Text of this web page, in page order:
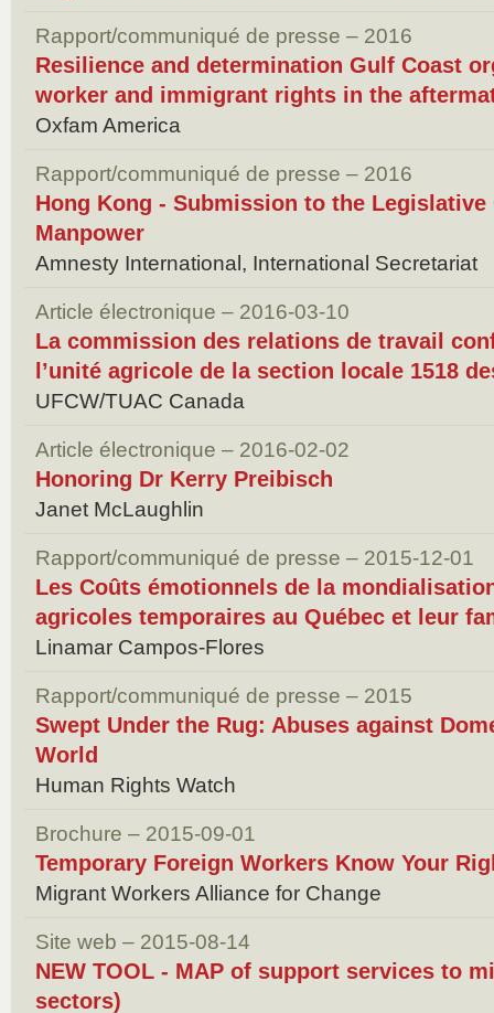
Rapport/communiqué de presse – 2016
Resilience and determination Gulf Coast
worker and immigrant rights in the
Oxfam America
Rapport/communiqué de presse – 2016
Hong Kong - Submission to the Legislative
Manpower
Amnesty International, International Secretariat
Article électronique – 2016-03-10
La commission des relations de travail
l’unité agricole de la section locale 1518
UFCW/TUAC Canada
Article électronique – 2016-02-02
Honoring Dr Kerry Preibisch
Janet McLaughlin
Rapport/communiqué de presse – 2015-12-01
Les Coûts émotionnels de la
agricoles temporaires au Québec et leur
Linamar Campos-Flores
Rapport/communiqué de presse – 2015
Swept Under the Rug: Abuses against
World
Human Rights Watch
Brochure – 2015-09-01
Temporary Foreign Workers Know Your
Migrant Workers Alliance for Change
Site web – 2015-08-14
NEW TOOL - MAP of support services to
sectors)